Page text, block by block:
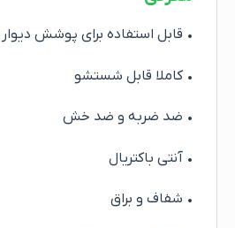
• قابل استفاده برای پوشش
• کاملا قابل شستشو
• ضد ضربه و ضد خش
• آنتی باکتریال
• شفاف و براق